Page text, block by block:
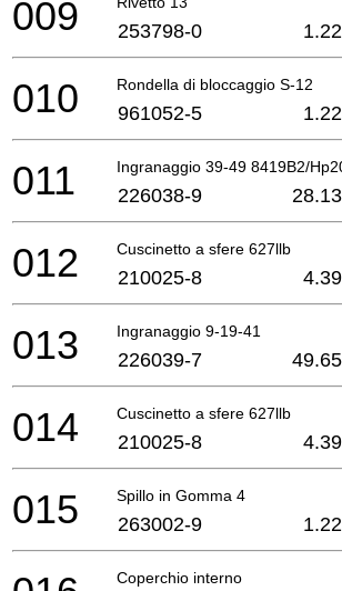
009 253798-0 1.22
Rondella di bloccaggio S-12
010 961052-5 1.22
Ingranaggio 39-49 8419B2/
011 226038-9 28.13
Cuscinetto a sfere 627llb
012 210025-8 4.39
Ingranaggio 9-19-41
013 226039-7 49.65
Cuscinetto a sfere 627llb
014 210025-8 4.39
Spillo in Gomma 4
015 263002-9 1.22
Coperchio interno